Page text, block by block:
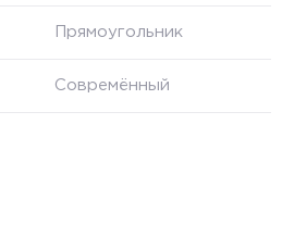
Прямоугольник
Совремённый